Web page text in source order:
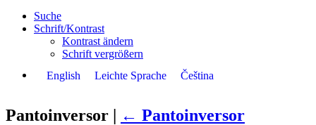
Suche
Schrift/Kontrast
Kontrast ändern
Schrift vergrößern
English
Leichte Sprache Čeština
Pantoinversor | ← Pantoinversor